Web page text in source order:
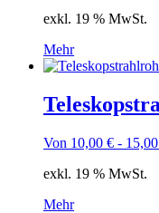
exkl. 19 % MwSt.
Mehr
Von 10,00 € - 15,00
exkl. 19 % MwSt.
Mehr